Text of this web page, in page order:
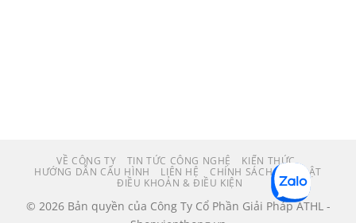
VỀ CÔNG TY TIN TỨC CÔNG NGHỆ
KIẾN THỨC
HƯỚNG DẪN CẤU HÌNH
LIÊN HỆ
CHÍNH SÁCH BẢO MẬT
ĐIỀU KHOẢN & ĐIỀU KIỆN
© 2026 Bản quyền của Công Ty Cổ Phần Giải Pháp ATHL -